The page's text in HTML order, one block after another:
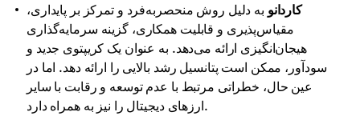
کاردانو به دلیل روش منحصربه‌فرد و تمرکز بر پایداری،
مقیاس‌پذیری و قابلیت همکاری، گزینه سرمایه‌گذاری
هیجان‌انگیزی ارائه می‌دهد. به عنوان یک کریپتوی جدید و
سودآور، ممکن است پتانسیل رشد بالایی را ارائه دهد. اما در
عین حال، خطراتی مرتبط با عدم توسعه و رقابت با سایر
ارزهای دیجیتال را نیز به همراه دارد.